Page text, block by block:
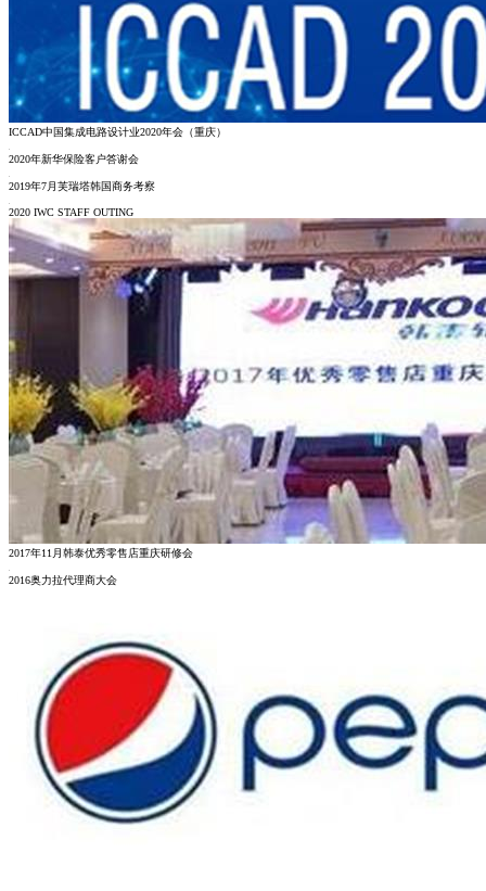
ICCAD中国集成电路设计业2020年会（重庆）
2020年新华保险客户答谢会
2019年7月芙瑞塔韩国商务考察
2020 IWC STAFF OUTING
2017年11月韩泰优秀零售店重庆研修会
2016奥力拉代理商大会